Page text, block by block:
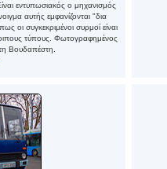
εντυπωσιακός ο μηχανισμός
αυτής εμφανίζονται "δια
συγκεκριμένοι συρμοί είναι
τύπους. Φωτογραφημένος
Βουδαπέστη.